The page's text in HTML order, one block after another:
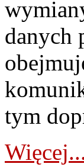
danych
tym